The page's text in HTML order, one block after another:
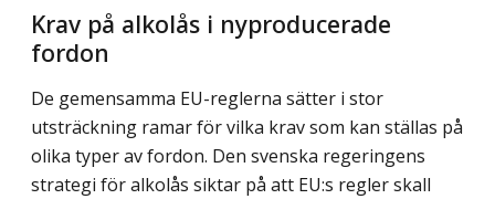
Krav på alkolås i nyproducerade
fordon
De gemensamma EU-reglerna sätter i stor
utsträckning ramar för vilka krav som kan ställas på
olika typer av fordon. Den svenska regeringens
strategi för alkolås siktar på att EU:s regler skall